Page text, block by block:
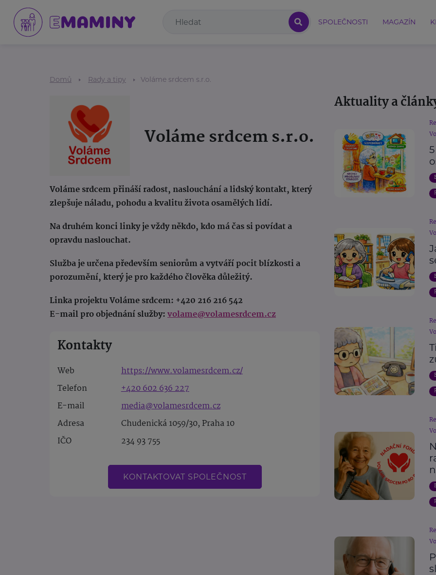
SPOLEČNOSTI MAGAZÍN
Domů Rady a tipy Voláme srdcem s.r.o.
Voláme srdcem s.r.o.
Voláme srdcem přináší radost, naslouchání a lidský kontakt, který
zlepšuje náladu, pohodu a kvalitu života osamělých lidí.
Na druhém konci linky je vždy někdo, kdo má čas si povídat a
opravdu naslouchat.
Služba je určena především seniorům a vytváří pocit blízkosti a
porozumění, který je pro každého člověka důležitý.
Linka projektu Voláme srdcem: +420 216 216 542
E-mail pro objednání služby:volame@volamesrdcem.cz
Kontakty
Web
https://www.volamesrdcem.cz/
Telefon
+420 602 636 227
E-mail
media@volamesrdcem.cz
Adresa
Chudenická 1059/30, Praha 10
IČO
234 93 755
KONTAKTOVAT SPOLEČNOST
Aktuality a